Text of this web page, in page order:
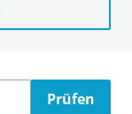
Prüfen